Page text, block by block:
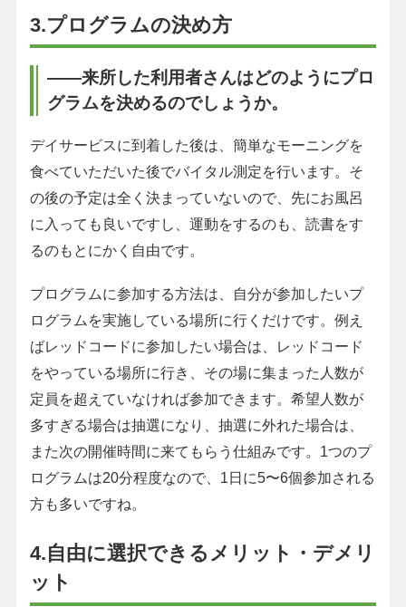
3.プログラムの決め方
――来所した利用者さんはどのようにプロ
グラムを決めるのでしょうか。
デイサービスに到着した後は、簡単なモーニングを
食べていただいた後でバイタル測定を行います。そ
の後の予定は全く決まっていないので、先にお風呂
に入っても良いですし、運動をするのも、読書をす
るのもとにかく自由です。
プログラムに参加する方法は、自分が参加したいプ
ログラムを実施している場所に行くだけです。例え
ばレッドコードに参加したい場合は、レッドコード
をやっている場所に行き、その場に集まった人数が
定員を超えていなければ参加できます。希望人数が
多すぎる場合は抽選になり、抽選に外れた場合は、
また次の開催時間に来てもらう仕組みです。1つのプ
ログラムは20分程度なので、1日に5〜6個参加される
方も多いですね。
4.自由に選択できるメリット・デメリ
ット